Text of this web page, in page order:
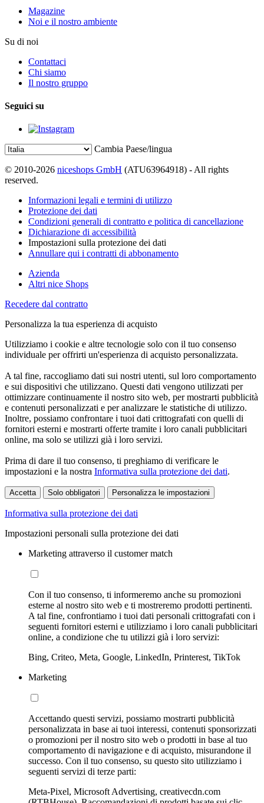
Magazine
Noi e il nostro ambiente
Su di noi
Contattaci
Chi siamo
Il nostro gruppo
Seguici su
Cambia Paese/lingua
© 2010-2026 niceshops GmbH (ATU63964918) - All rights
reserved.
Informazioni legali e termini di utilizzo
Protezione dei dati
Condizioni generali di contratto e politica di cancellazione
Dichiarazione di accessibilità
Impostazioni sulla protezione dei dati
Annullare qui i contratti di abbonamento
Azienda
Altri nice Shops
Recedere dal contratto
Personalizza la tua esperienza di acquisto
Utilizziamo i cookie e altre tecnologie solo con il tuo consenso
individuale per offrirti un'esperienza di acquisto personalizzata.
A tal fine, raccogliamo dati sui nostri utenti, sul loro comportamento
e sui dispositivi che utilizzano. Questi dati vengono utilizzati per
ottimizzare continuamente il nostro sito web, per mostrarti pubblicità
e contenuti personalizzati e per analizzare le statistiche di utilizzo.
Inoltre, possiamo confrontare i tuoi dati crittografati con quelli di
fornitori esterni e mostrarti offerte tramite i loro canali pubblicitari
online, ma solo se utilizzi già i loro servizi.
Prima di dare il tuo consenso, ti preghiamo di verificare le
impostazioni e la nostra Informativa sulla protezione dei dati.
Accetta Solo obbligatori Personalizza le impostazioni
Informativa sulla protezione dei dati
Impostazioni personali sulla protezione dei dati
Marketing attraverso il customer match
Con il tuo consenso, ti informeremo anche su promozioni
esterne al nostro sito web e ti mostreremo prodotti pertinenti.
A tal fine, confrontiamo i tuoi dati personali crittografati con i
seguenti fornitori esterni e utilizziamo i loro canali pubblicitari
online, a condizione che tu utilizzi già i loro servizi:
Bing, Criteo, Meta, Google, LinkedIn, Printerest, TikTok
Marketing
Accettando questi servizi, possiamo mostrarti pubblicità
personalizzata in base ai tuoi interessi, contenuti sponsorizzati
o promozioni per il nostro sito web o prodotti in base al tuo
comportamento di navigazione e di acquisto, misurandone il
successo. Con il tuo consenso, su questo sito utilizziamo i
seguenti servizi di terze parti:
Meta-Pixel, Microsoft Advertising, creativecdn.com